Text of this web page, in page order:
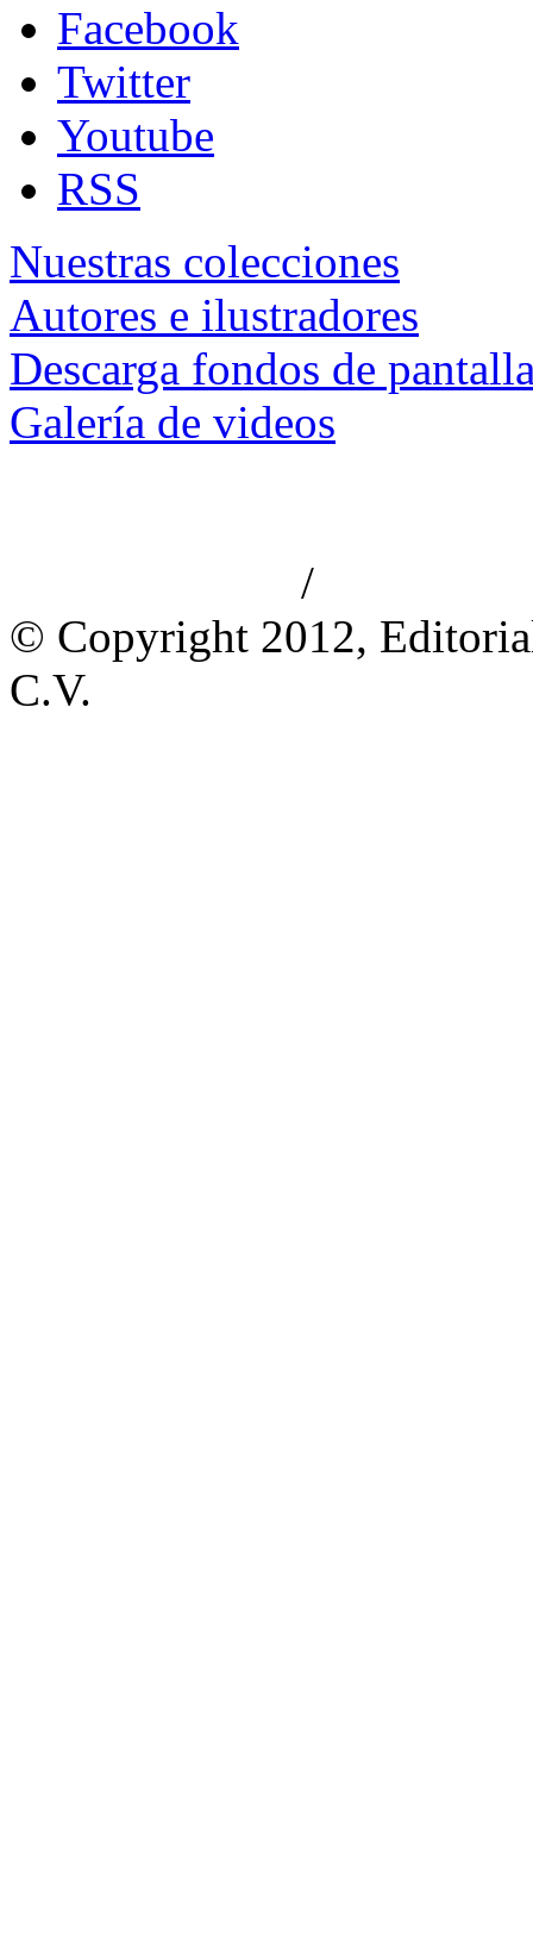
Facebook
Twitter
Youtube
RSS
Nuestras colecciones
Autores e ilustradores
Descarga fondos de
Galería de videos
/
© Copyright 2012,
C.V.